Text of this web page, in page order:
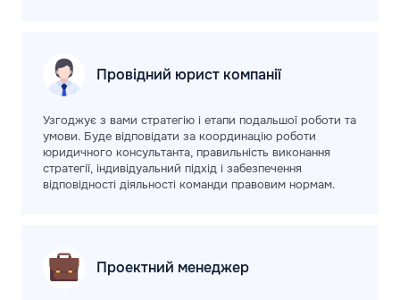
Провідний юрист компанії
Узгоджує з вами стратегію і етапи подальшої роботи та
умови. Буде відповідати за координацію роботи
юридичного консультанта, правильність виконання
стратегії, індивідуальний підхід і забезпечення
відповідності діяльності команди правовим нормам.
Проектний менеджер